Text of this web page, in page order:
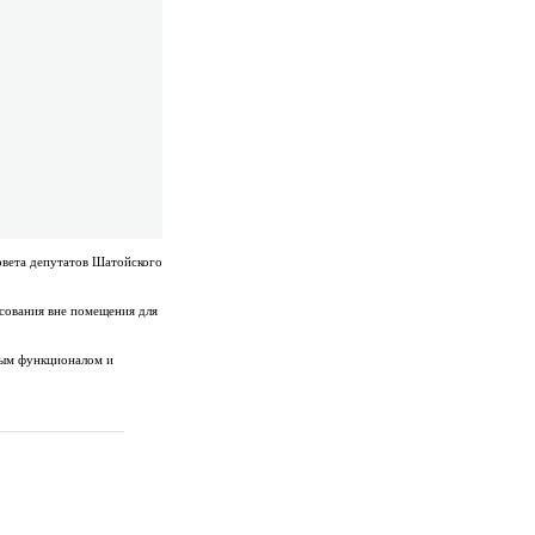
депутатов Шатойского
вне помещения для
функционалом и